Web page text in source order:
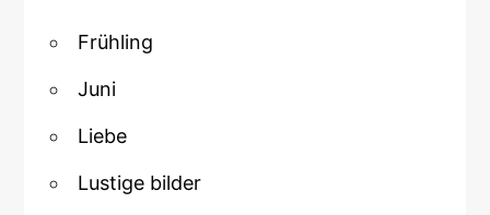
Frühling
Juni
Liebe
Lustige bilder